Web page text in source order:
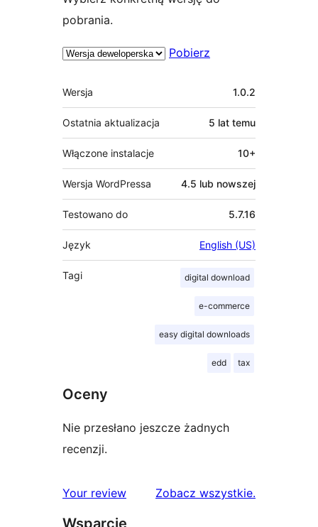
pobrania.
Pobierz
Meta
Wersja 1.0.2
Ostatnia aktualizacja 5 lat temu
Włączone instalacje 10+
Wersja WordPressa 4.5 lub nowszej
Testowano do 5.7.16
Język English (US)
Tagi digital download
e-commerce
easy digital downloads
edd tax
Oceny
Nie przesłano jeszcze żadnych
recenzji.
Your review Zobacz wszystkierecenzje
.
Wsparcie